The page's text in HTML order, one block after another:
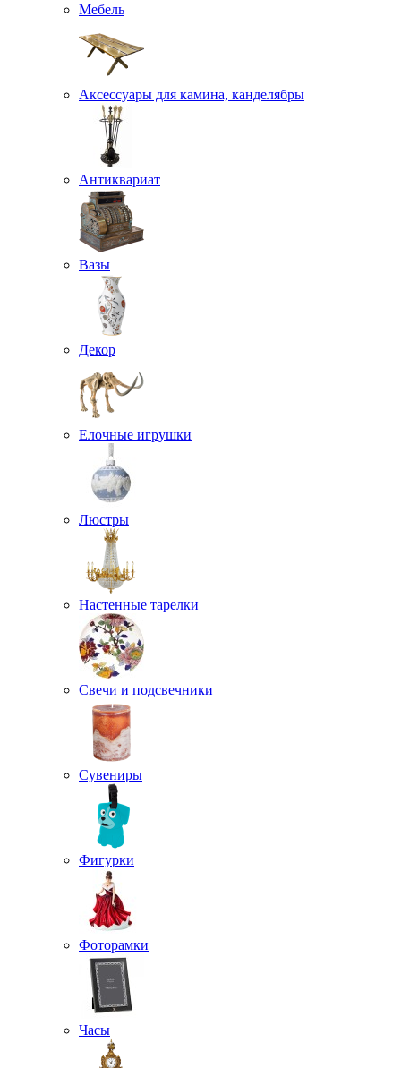
Мебель
Аксессуары для камина, канделябры
Антиквариат
Вазы
Декор
Елочные игрушки
Люстры
Настенные тарелки
Свечи и подсвечники
Сувениры
Фигурки
Фоторамки
Часы